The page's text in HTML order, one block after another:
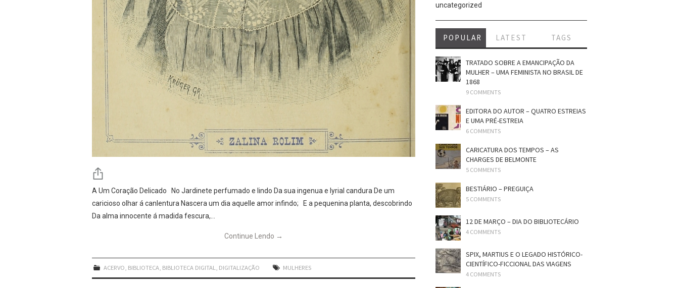
A Um Coração Delicado No Jardinete perfumado e lindo Da sua ingenua e lyrial candura De um
caricioso olhar á canlentura Nascera um dia aquelle amor infindo; E a pequenina planta, descobrindo
Da alma innocente á madida fescura,…
Continue Lendo →
ACERVO, BIBLIOTECA, BIBLIOTECA DIGITAL, DIGITALIZAÇÃO MULHERES
uncategorized
POPULAR LATEST TAGS
TRATADO SOBRE A EMANCIPAÇÃO DA
MULHER – UMA FEMINISTA NO BRASIL DE
1868
9 COMMENTS
EDITORA DO AUTOR – QUATRO ESTREIAS
E UMA PRÉ-ESTREIA
6 COMMENTS
CARICATURA DOS TEMPOS – AS
CHARGES DE BELMONTE
5 COMMENTS
BESTIÁRIO – PREGUIÇA
5 COMMENTS
12 DE MARÇO – DIA DO BIBLIOTECÁRIO
4 COMMENTS
SPIX, MARTIUS E O LEGADO HISTÓRICO-
CIENTÍFICO-FICCIONAL DAS VIAGENS
4 COMMENTS